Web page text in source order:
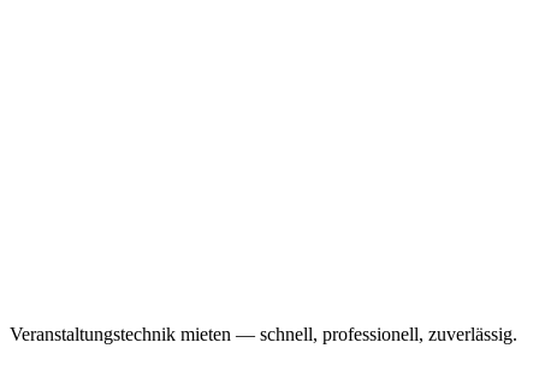
Veranstaltungstechnik mieten — schnell, professionell, zuverlässig.